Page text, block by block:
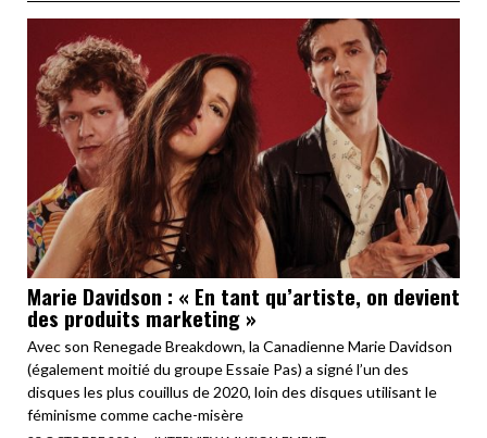
Marie Davidson : « En tant qu’artiste, on devient
des produits marketing »
Avec son Renegade Breakdown, la Canadienne Marie Davidson
(également moitié du groupe Essaie Pas) a signé l’un des
disques les plus couillus de 2020, loin des disques utilisant le
féminisme comme cache-misère